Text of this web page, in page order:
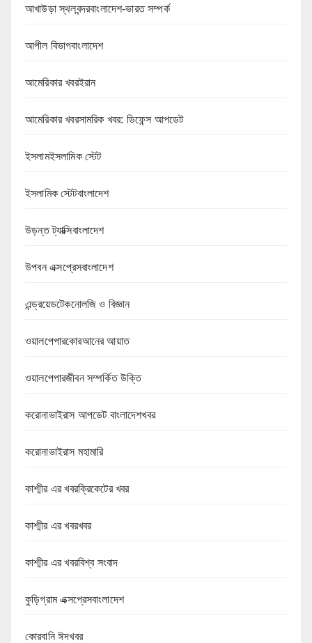
আখাউড়া স্থলবন্দরবাংলাদেশ-ভারত সম্পর্ক
আপীল বিভাগবাংলাদেশ
আমেরিকার খবরইরান
আমেরিকার খবরসামরিক খবর: ডিফেন্স আপডেট
ইসলামইসলামিক স্টেট
ইসলামিক স্টেটবাংলাদেশ
উড়ন্ত ট্যাক্সিবাংলাদেশ
উপবন এক্সপ্রেসবাংলাদেশ
এন্ড্রয়েডটেকনোলজি ও বিজ্ঞান
ওয়ালপেপারকোরআনের আয়াত
ওয়ালপেপারজীবন সম্পর্কিত উক্তি
করোনাভাইরাস আপডেট বাংলাদেশখবর
করোনাভাইরাস মহামারি
কাশ্মীর এর খবরক্রিকেটের খবর
কাশ্মীর এর খবরখবর
কাশ্মীর এর খবরবিশ্ব সংবাদ
কুড়িগ্রাম এক্সপ্রেসবাংলাদেশ
কোরবানি ঈদখবর